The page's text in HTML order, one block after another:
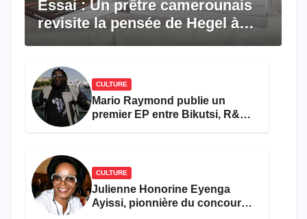
Essai : Un prêtre camerounais
revisite la pensée de Hegel à
CULTURE
Mario Raymond publie un
premier EP entre Bikutsi, R&B
CULTURE
Julienne Honorine Eyenga
Ayissi, pionnière du concours